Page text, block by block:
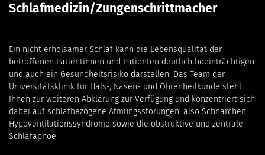
Schlafmedizin/Zungenschrittmacher
Ein nicht erholsamer Schlaf kann die Lebensqualität der
betroffenen Patientinnen und Patienten deutlich beeinträchtigen
und auch ein Gesundheitsrisiko darstellen. Das Team der
Universitätsklinik für Hals-, Nasen- und Ohrenheilkunde steht
Ihnen zur weiteren Abklärung zur Verfügung und konzentriert sich
dabei auf schlafbezogene Atmungsstörungen, also Schnarchen,
Hypoventilationssyndrome sowie die obstruktive und zentrale
Schlafapnoe.